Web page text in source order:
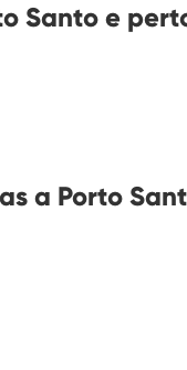
Santo e
a Porto